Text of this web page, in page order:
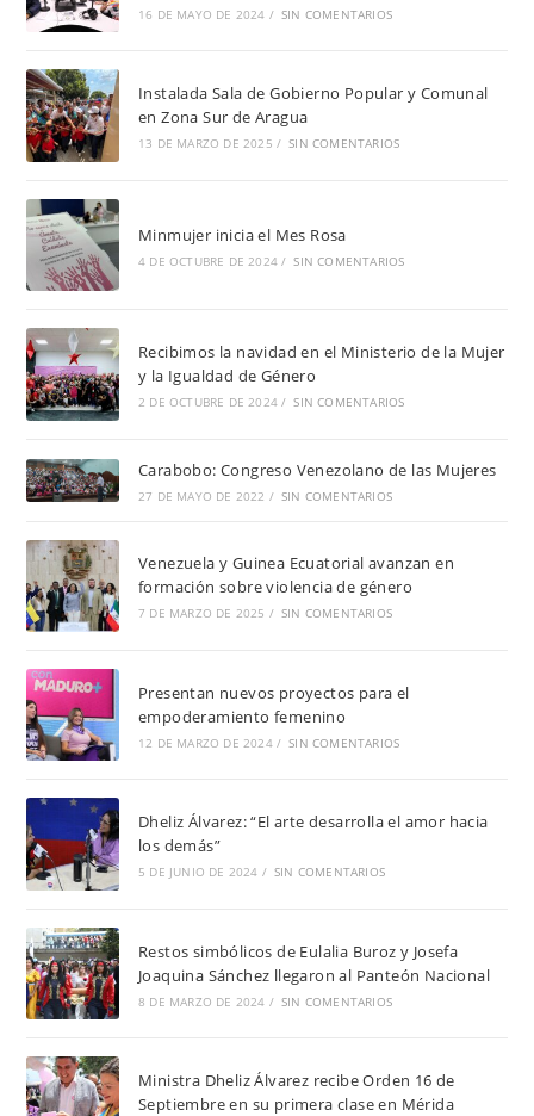
16 DE MAYO DE 2024 / SIN COMENTARIOS
Instalada Sala de Gobierno Popular y Comunal
en Zona Sur de Aragua
13 DE MARZO DE 2025 / SIN COMENTARIOS
Minmujer inicia el Mes Rosa
4 DE OCTUBRE DE 2024 / SIN COMENTARIOS
Recibimos la navidad en el Ministerio de la Mujer
y la Igualdad de Género
2 DE OCTUBRE DE 2024 / SIN COMENTARIOS
Carabobo: Congreso Venezolano de las Mujeres
27 DE MAYO DE 2022 / SIN COMENTARIOS
Venezuela y Guinea Ecuatorial avanzan en
formación sobre violencia de género
7 DE MARZO DE 2025 / SIN COMENTARIOS
Presentan nuevos proyectos para el
empoderamiento femenino
12 DE MARZO DE 2024 / SIN COMENTARIOS
Dheliz Álvarez: “El arte desarrolla el amor hacia
los demás”
5 DE JUNIO DE 2024 / SIN COMENTARIOS
Restos simbólicos de Eulalia Buroz y Josefa
Joaquina Sánchez llegaron al Panteón Nacional
8 DE MARZO DE 2024 / SIN COMENTARIOS
Ministra Dheliz Álvarez recibe Orden 16 de
Septiembre en su primera clase en Mérida